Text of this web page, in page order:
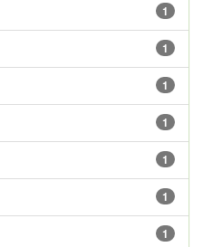
1
1
1
1
1
1
1